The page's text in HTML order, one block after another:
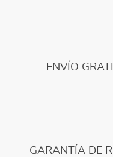
ENVÍO
GARANTÍA DE